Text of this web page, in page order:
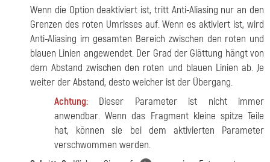
Wenn die Option deaktiviert ist, tritt Anti-Aliasing nur an den
Grenzen des roten Umrisses auf. Wenn es aktiviert ist, wird
Anti-Aliasing im gesamten Bereich zwischen den roten und
blauen Linien angewendet. Der Grad der Glättung hängt von
dem Abstand zwischen den roten und blauen Linien ab. Je
weiter der Abstand, desto weicher ist der Übergang.
Achtung: Dieser Parameter ist nicht immer
anwendbar. Wenn das Fragment kleine spitze Teile
hat, können sie bei dem aktivierten Parameter
verschwommen werden.